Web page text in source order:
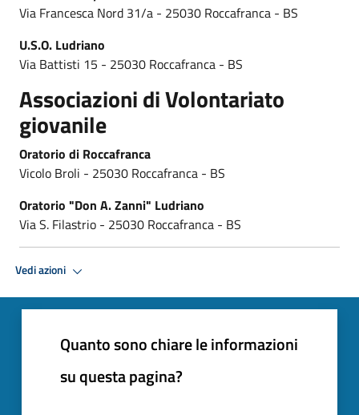
Via Francesca Nord 31/a - 25030 Roccafranca - BS
U.S.O. Ludriano
Via Battisti 15 - 25030 Roccafranca - BS
Associazioni di Volontariato
giovanile
Oratorio di Roccafranca
Vicolo Broli - 25030 Roccafranca - BS
Oratorio "Don A. Zanni" Ludriano
Via S. Filastrio - 25030 Roccafranca - BS
Vedi azioni
Quanto sono chiare le informazioni
su questa pagina?